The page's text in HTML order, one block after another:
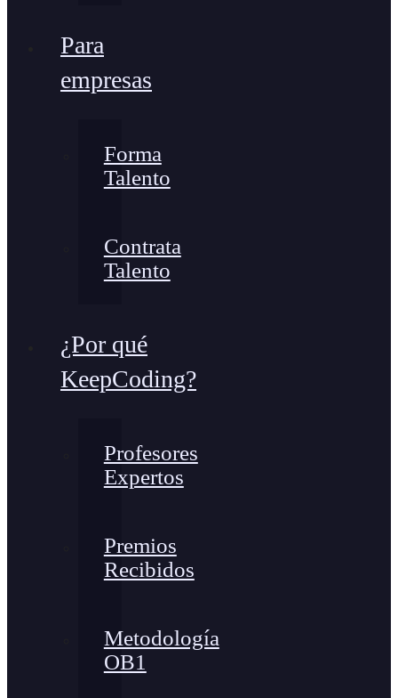
Para
empresas
Forma
Talento
Contrata
Talento
¿Por qué
KeepCoding?
Profesores
Expertos
Premios
Recibidos
Metodología
OB1